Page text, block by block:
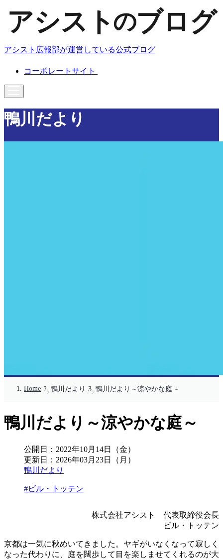
アシスト広報部が運営している公式ブログ
コーポレートサイト
鴨川だより
Home 鴨川だより 鴨川だより～涼やかな庭～
鴨川だより～涼やかな庭～
公開日： 2022年10月14日（金）
更新日： 2026年03月23日（月）
鴨川だより
#ビル・トッテン
株式会社アシスト 代表取締役会長
ビル・トッテン
京都は一気に秋めいてきました。ヤギがいなくなって寂しく
なった代わりに、庭を闊歩して目を楽しませてくれるのが大